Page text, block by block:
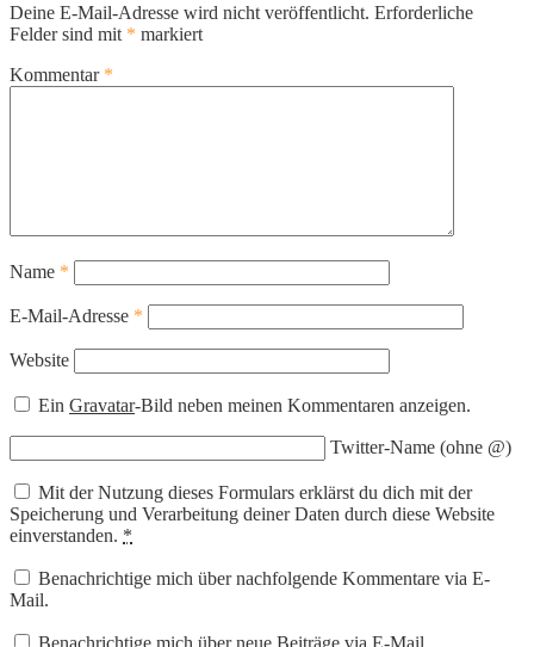
Deine E-Mail-Adresse wird nicht veröffentlicht. Erforderliche
Felder sind mit * markiert
Kommentar *
Name *
E-Mail-Adresse *
Website
EinGravatar-Bild neben meinen Kommentaren anzeigen.
Twitter-Name (ohne @)
Mit der Nutzung dieses Formulars erklärst du dich mit der
Speicherung und Verarbeitung deiner Daten durch diese Website
einverstanden. *
Benachrichtige mich über nachfolgende Kommentare via E-
Mail.
Benachrichtige mich über neue Beiträge via E-Mail.